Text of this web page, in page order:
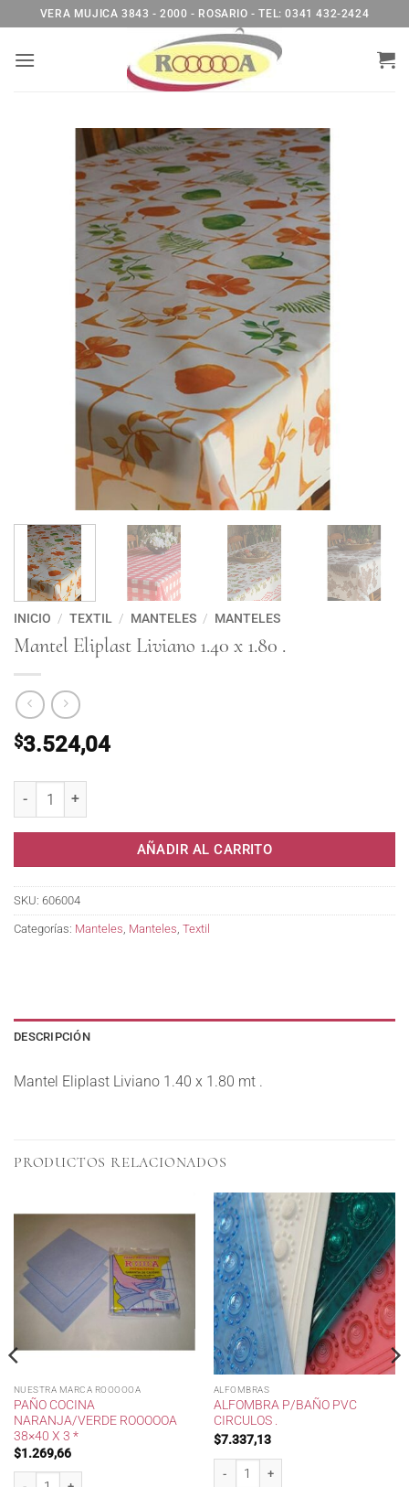
al
contenido
VERA MUJICA 3843 - 2000 - ROSARIO - TEL: 0341 432-2424
INICIO / TEXTIL / MANTELES / MANTELES
Mantel Eliplast Liviano 1.40 x 1.80 .
$3.524,04
AÑADIR AL CARRITO
SKU: 606004
Categorías: Manteles, Manteles, Textil
DESCRIPCIÓN
Mantel Eliplast Liviano 1.40 x 1.80 mt .
PRODUCTOS RELACIONADOS
NUESTRA MARCA ROOOOOA
PAÑO COCINA
NARANJA/VERDE ROOOOOA
38×40 X 3 *
$1.269,66
Paño Cocina Naranja/Verde RoooooA 38x40 x 3 * cantidad
ALFOMBRAS
ALFOMBRA P/BAÑO PVC
CIRCULOS .
$7.337,13
Alfombra p/Baño PVC CIRCULOS .